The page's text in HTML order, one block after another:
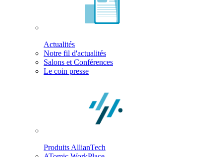
Actualités
Notre fil d'actualités
Salons et Conférences
Le coin presse
Produits AllianTech